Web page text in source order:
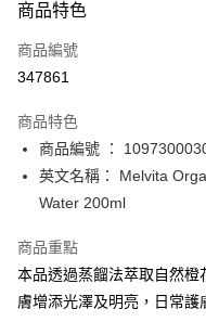
信用卡
Apple Pay
PayMe
WeChat Pay
送貨方式
順豐自助櫃 - 確認發貨後1-3
商品特色
商品編號
347861
商品特色
商品編號 ：
英文名稱： Melvita
Water 200ml
商品重點
本品透過蒸餾法萃取自然
膚增添光澤及明亮，日常護